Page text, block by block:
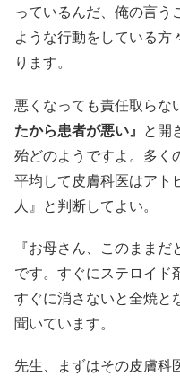
っているんだ、俺の言う
ような行動をしている方
ります。
悪くなっても責任取らな
たから患者が悪い』 と開
殆どのようですよ。多く
平均して皮膚科医はアト
人』と判断してよい。
『お母さん、このまま
です。すぐにステロイド
すぐに消さないと全焼と
聞いています。
先生、まずはその皮膚科